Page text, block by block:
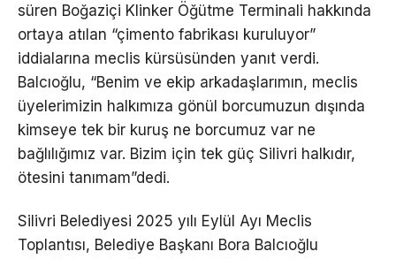
süren Boğaziçi Klinker Öğütme Terminali hakkında
ortaya atılan “çimento fabrikası kuruluyor”
iddialarına meclis kürsüsünden yanıt verdi.
Balcıoğlu, “Benim ve ekip arkadaşlarımın, meclis
üyelerimizin halkımıza gönül borcumuzun dışında
kimseye tek bir kuruş ne borcumuz var ne
bağlılığımız var. Bizim için tek güç Silivri halkıdır,
ötesini tanımam”dedi.
Silivri Belediyesi 2025 yılı Eylül Ayı Meclis
Toplantısı, Belediye Başkanı Bora Balcıoğlu